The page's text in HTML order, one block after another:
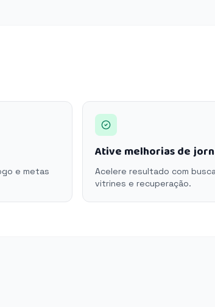
e metas
Ative melhorias de
Acelere resultado com
vitrines e recuperação.